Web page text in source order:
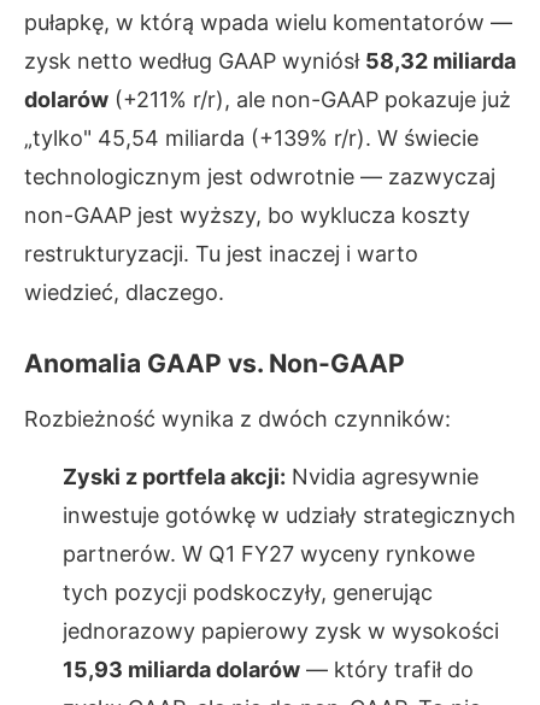
pułapkę, w którą wpada wielu komentatorów —
zysk netto według GAAP wyniósł 58,32 miliarda
dolarów (+211% r/r), ale non-GAAP pokazuje już
„tylko" 45,54 miliarda (+139% r/r). W świecie
technologicznym jest odwrotnie — zazwyczaj
non-GAAP jest wyższy, bo wyklucza koszty
restrukturyzacji. Tu jest inaczej i warto
wiedzieć, dlaczego.
Anomalia GAAP vs. Non-GAAP
Rozbieżność wynika z dwóch czynników:
Zyski z portfela akcji: Nvidia agresywnie
inwestuje gotówkę w udziały strategicznych
partnerów. W Q1 FY27 wyceny rynkowe
tych pozycji podskoczyły, generując
jednorazowy papierowy zysk w wysokości
15,93 miliarda dolarów — który trafił do